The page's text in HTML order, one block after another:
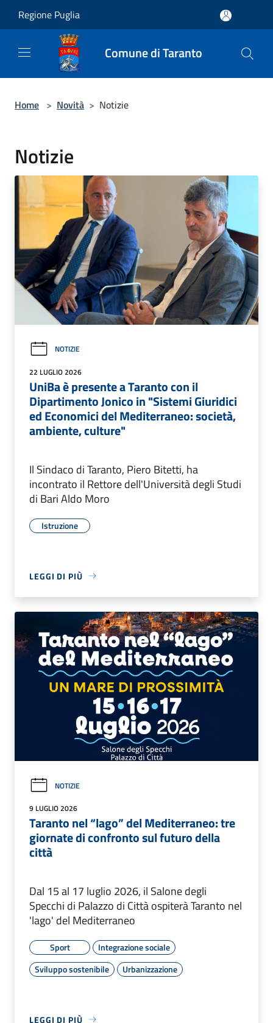
Regione Puglia
Comune di Taranto
Home > Novità > Notizie
Notizie
NOTIZIE
22 LUGLIO 2026
UniBa è presente a Taranto con il
Dipartimento Jonico in "Sistemi Giuridici
ed Economici del Mediterraneo: società,
ambiente, culture"
Il Sindaco di Taranto, Piero Bitetti, ha
incontrato il Rettore dell'Università degli Studi
di Bari Aldo Moro
Istruzione
LEGGI DI PIÙ
NOTIZIE
9 LUGLIO 2026
Taranto nel “lago” del Mediterraneo: tre
giornate di confronto sul futuro della
città
Dal 15 al 17 luglio 2026, il Salone degli
Specchi di Palazzo di Città ospiterà Taranto nel
'lago' del Mediterraneo
Sport
Integrazione sociale
Sviluppo sostenibile
Urbanizzazione
LEGGI DI PIÙ